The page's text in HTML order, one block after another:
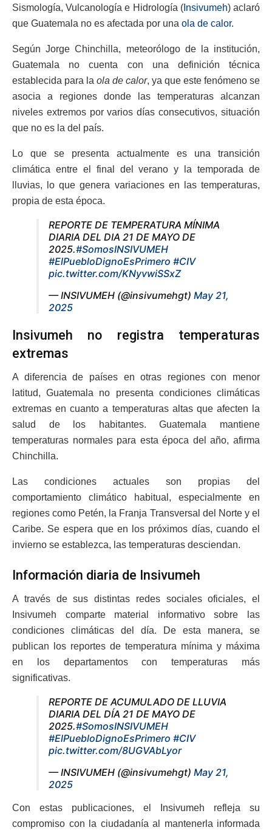
Sismología, Vulcanología e Hidrología (Insivumeh) aclaró
que Guatemala no es afectada por una ola de calor.
Según Jorge Chinchilla, meteorólogo de la institución,
Guatemala no cuenta con una definición técnica
establecida para la ola de calor, ya que este fenómeno se
asocia a regiones donde las temperaturas alcanzan
niveles extremos por varios días consecutivos, situación
que no es la del país.
Lo que se presenta actualmente es una transición
climática entre el final del verano y la temporada de
lluvias, lo que genera variaciones en las temperaturas,
propia de esta época.
REPORTE DE TEMPERATURA MÍNIMA
DIARIA DEL DIA 21 DE MAYO DE
2025.#SomosINSIVUMEH
#ElPuebloDignoEsPrimero #CIV
pic.twitter.com/KNyvwiSSxZ
— INSIVUMEH (@insivumehgt) May 21,
2025
Insivumeh no registra temperaturas
extremas
A diferencia de países en otras regiones con menor
latitud, Guatemala no presenta condiciones climáticas
extremas en cuanto a temperaturas altas que afecten la
salud de los habitantes. Guatemala mantiene
temperaturas normales para esta época del año, afirma
Chinchilla.
Las condiciones actuales son propias del
comportamiento climático habitual, especialmente en
regiones como Petén, la Franja Transversal del Norte y el
Caribe. Se espera que en los próximos días, cuando el
invierno se establezca, las temperaturas desciendan.
Información diaria de Insivumeh
A través de sus distintas redes sociales oficiales, el
Insivumeh comparte material informativo sobre las
condiciones climáticas del día. De esta manera, se
publican los reportes de temperatura mínima y máxima
en los departamentos con temperaturas más
significativas.
REPORTE DE ACUMULADO DE LLUVIA
DIARIA DEL DÍA 21 DE MAYO DE
2025.#SomosINSIVUMEH
#ElPuebloDignoEsPrimero #CIV
pic.twitter.com/8UGVAbLyor
— INSIVUMEH (@insivumehgt) May 21,
2025
Con estas publicaciones, el Insivumeh refleja su
compromiso con la ciudadanía al mantenerla informada